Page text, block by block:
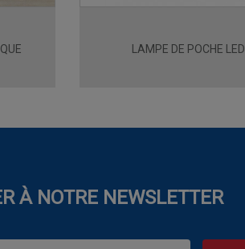
LAMPE DE POCHE LED
À NOTRE NEWSLETTER